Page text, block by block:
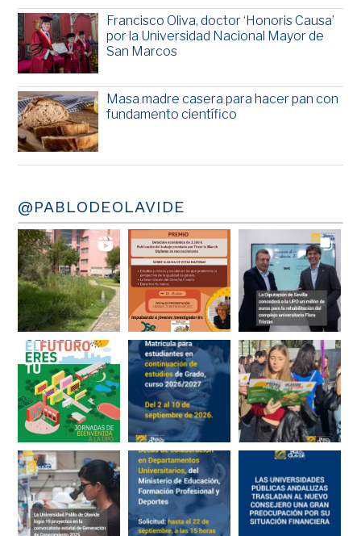
Francisco Oliva, doctor ‘Honoris Causa’
por la Universidad Nacional Mayor de
San Marcos
Masa madre casera para hacer pan con
fundamento científico
@PABLODEOLAVIDE